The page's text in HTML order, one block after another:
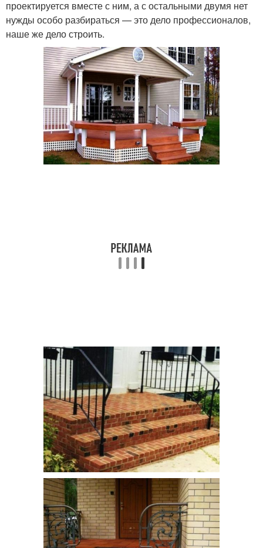
проектируется вместе с ним, а с остальными двумя нет
нужды особо разбираться — это дело профессионалов,
наше же дело строить.